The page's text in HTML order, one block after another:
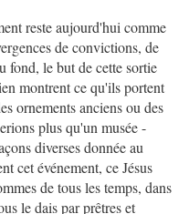
reste aujourd'hui comme
de convictions, de
fond, le but de cette sortie
montrent ce qu'ils portent
ornements anciens ou des
plus qu'un musée -
diverses donnée au
cet événement, ce Jésus
de tous les temps, dans
le dais par prêtres et